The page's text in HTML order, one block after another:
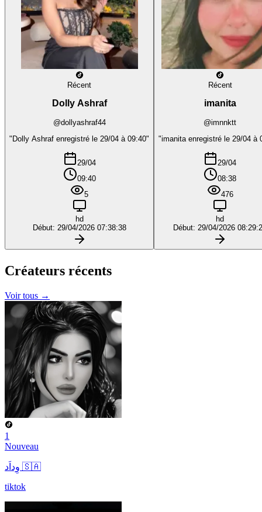
Récent
Dolly Ashraf
@dollyashraf44
"Dolly Ashraf enregistré le 29/04 à 09:40"
29/04
09:40
5
hd
Début: 29/04/2026 07:38:38
Récent
imanita
@imnnktt
"imanita enregistré le 29/04 à
29/04
08:38
476
hd
Début: 29/04/2026
Créateurs récents
Voir tous →
1
Nouveau
وِداَد 🇸🇦
tiktok